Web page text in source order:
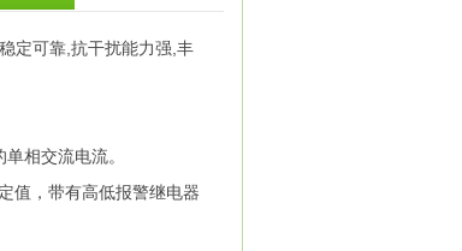
定可靠,抗干扰能力强,丰
相交流电流。
值，带有高低报警继电器